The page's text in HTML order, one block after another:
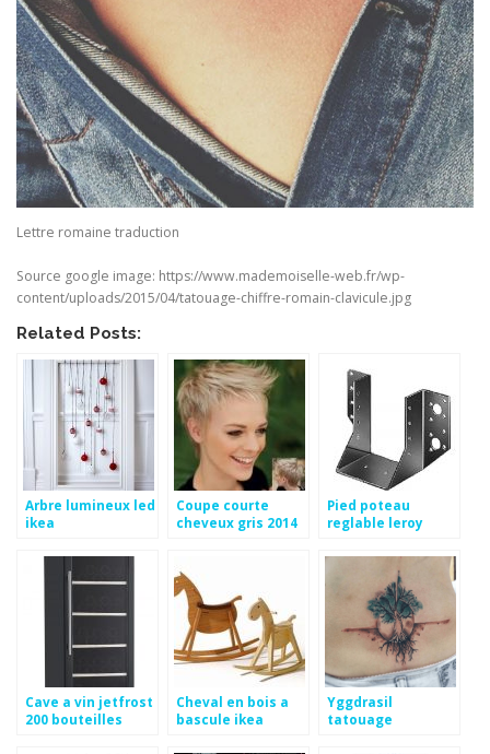
Lettre romaine traduction
Source google image: https://www.mademoiselle-web.fr/wp-
content/uploads/2015/04/tatouage-chiffre-romain-clavicule.jpg
Related Posts:
Arbre lumineux led
ikea
Coupe courte
cheveux gris 2014
Pied poteau
reglable leroy
Cave a vin jetfrost
200 bouteilles
Cheval en bois a
bascule ikea
Yggdrasil
tatouage